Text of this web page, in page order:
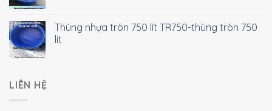
Thùng nhựa tròn 750 lít TR750-thùng tròn 750
lít
LIÊN HỆ